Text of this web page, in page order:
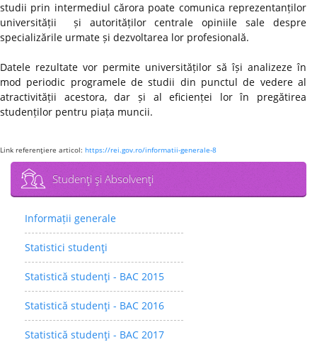
studii prin intermediul cărora poate comunica reprezentanților
universității și autorităților centrale opiniile sale despre
specializările urmate și dezvoltarea lor profesională.
Datele rezultate vor permite universităților să își analizeze în
mod periodic programele de studii din punctul de vedere al
atractivității acestora, dar și al eficienței lor în pregătirea
studenților pentru piața muncii.
Link referenţiere articol: https://rei.gov.ro/informatii-generale-8
Studenţi şi Absolvenţi
Informații generale
Statistici studenţi
Statistică studenţi - BAC 2015
Statistică studenţi - BAC 2016
Statistică studenţi - BAC 2017